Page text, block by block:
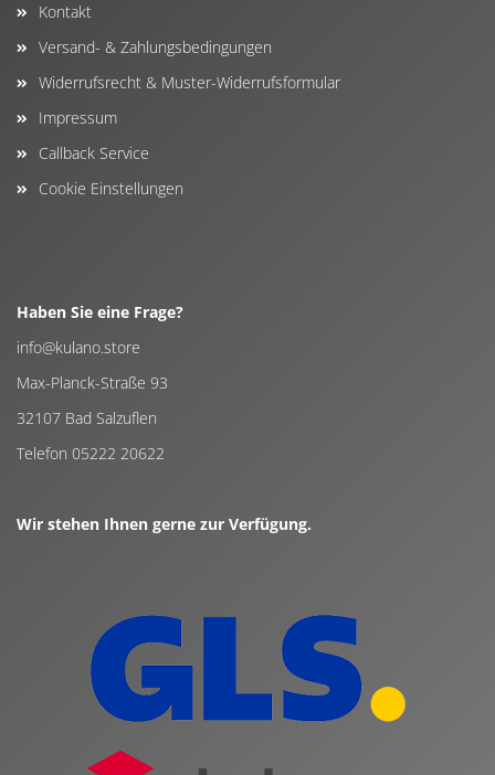
Kontakt
Versand- & Zahlungsbedingungen
Widerrufsrecht & Muster-Widerrufsformular
Impressum
Callback Service
Cookie Einstellungen
Haben Sie eine Frage?
info@kulano.store
Max-Planck-Straße 93
32107 Bad Salzuflen
Telefon 05222 20622
Wir stehen Ihnen gerne zur Verfügung.